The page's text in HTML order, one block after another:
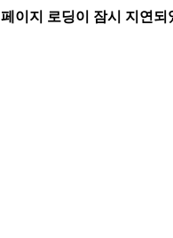
페이지 로딩이 잠시 지연